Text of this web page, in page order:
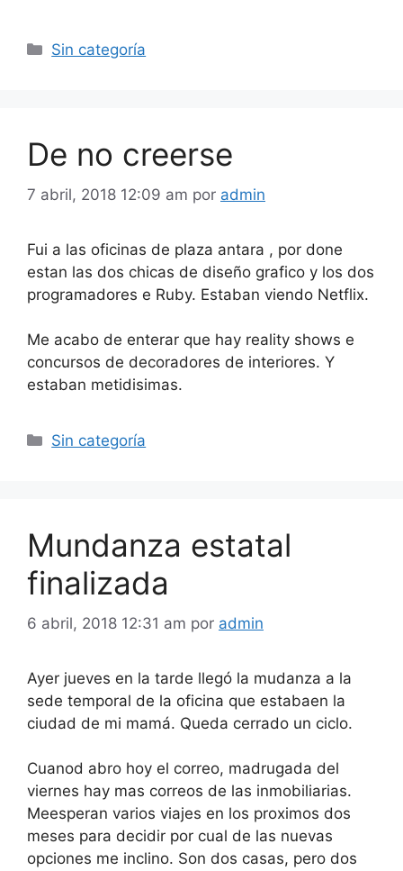
Categorías
Sin categoría
De no creerse
7 abril, 2018 12:09 am por admin
Fui a las oficinas de plaza antara , por done
estan las dos chicas de diseño grafico y los dos
programadores e Ruby. Estaban viendo Netflix.
Me acabo de enterar que hay reality shows e
concursos de decoradores de interiores. Y
estaban metidisimas.
Categorías
Sin categoría
Mundanza estatal
finalizada
6 abril, 2018 12:31 am por admin
Ayer jueves en la tarde llegó la mudanza a la
sede temporal de la oficina que estabaen la
ciudad de mi mamá. Queda cerrado un ciclo.
Cuanod abro hoy el correo, madrugada del
viernes hay mas correos de las inmobiliarias.
Meesperan varios viajes en los proximos dos
meses para decidir por cual de las nuevas
opciones me inclino. Son dos casas, pero dos